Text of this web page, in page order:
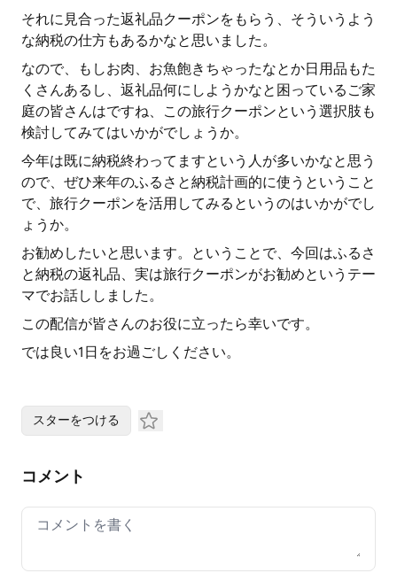
それに見合った返礼品クーポンをもらう、そういうよう
な納税の仕方もあるかなと思いました。
なので、もしお肉、お魚飽きちゃったなとか日用品もた
くさんあるし、返礼品何にしようかなと困っているご家
庭の皆さんはですね、この旅行クーポンという選択肢も
検討してみてはいかがでしょうか。
今年は既に納税終わってますという人が多いかなと思う
ので、ぜひ来年のふるさと納税計画的に使うということ
で、旅行クーポンを活用してみるというのはいかがでし
ょうか。
お勧めしたいと思います。ということで、今回はふるさ
と納税の返礼品、実は旅行クーポンがお勧めというテー
マでお話ししました。
この配信が皆さんのお役に立ったら幸いです。
では良い1日をお過ごしください。
スターをつける
コメント
Your comment